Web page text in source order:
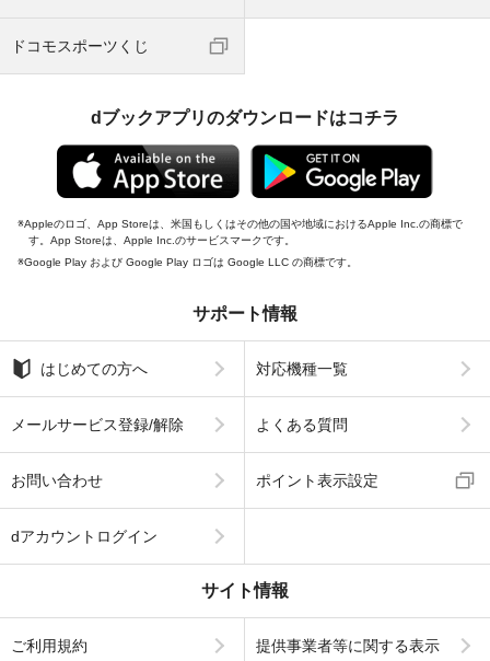
ドコモスポーツくじ
dブックアプリのダウンロードはコチラ
Appleのロゴ、App Storeは、米国もしくはその他の国や地域におけるApple Inc.の商標で
す。App Storeは、Apple Inc.のサービスマークです。
Google Play および Google Play ロゴは Google LLC の商標です。
サポート情報
はじめての方へ 対応機種一覧
メールサービス登録/解除 よくある質問
お問い合わせ ポイント表示設定
dアカウントログイン
サイト情報
ご利用規約 提供事業者等に関する表示